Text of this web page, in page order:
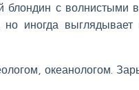
с волнистыми
иногда выглядывает
океанологом.